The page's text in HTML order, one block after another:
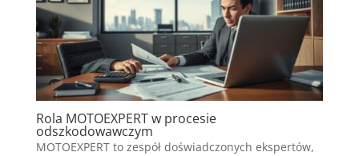
Rola MOTOEXPERT w procesie
odszkodowawczym
MOTOEXPERT to zespół doświadczonych ekspertów,